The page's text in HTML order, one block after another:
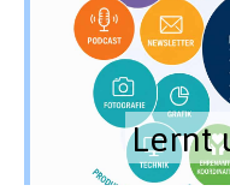
Lernt